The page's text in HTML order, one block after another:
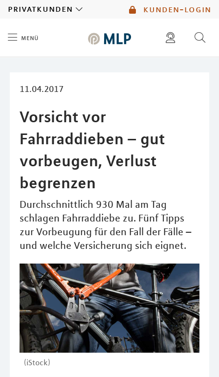
kunden-login
privatkunden
menü
11.04.2017
Vorsicht vor
Fahrraddieben – gut
vorbeugen, Verlust
begrenzen
Durchschnittlich 930 Mal am Tag
schlagen Fahrraddiebe zu. Fünf Tipps
zur Vorbeugung für den Fall der Fälle –
und welche Versicherung sich eignet.
(iStock)